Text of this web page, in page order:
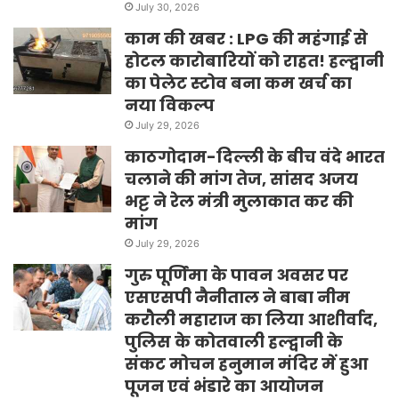
July 30, 2026
काम की खबर : LPG की महंगाई से
होटल कारोबारियों को राहत! हल्द्वानी
का पेलेट स्टोव बना कम खर्च का
नया विकल्प
July 29, 2026
काठगोदाम-दिल्ली के बीच वंदे भारत
चलाने की मांग तेज, सांसद अजय
भट्ट ने रेल मंत्री मुलाकात कर की
मांग
July 29, 2026
गुरु पूर्णिमा के पावन अवसर पर
एसएसपी नैनीताल ने बाबा नीम
करौली महाराज का लिया आशीर्वाद,
पुलिस के कोतवाली हल्द्वानी के
संकट मोचन हनुमान मंदिर में हुआ
पूजन एवं भंडारे का आयोजन